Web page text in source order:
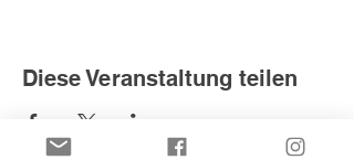
Diese Veranstaltung teilen